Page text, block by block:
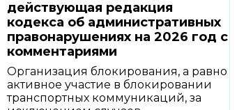
действующая редакция
кодекса об административных
правонарушениях на 2026 год с
комментариями
Организация блокирования, а равно
активное участие в блокировании
транспортных коммуникаций, за